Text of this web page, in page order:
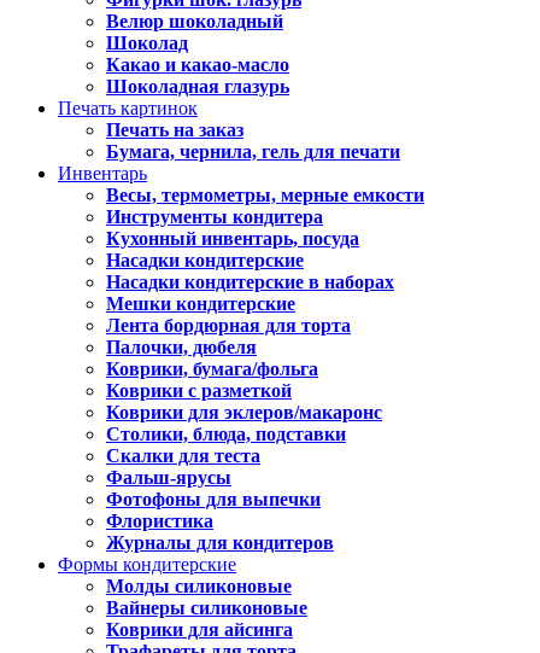
Велюр шоколадный
Шоколад
Какао и какао-масло
Шоколадная глазурь
Печать картинок
Печать на заказ
Бумага, чернила, гель для печати
Инвентарь
Весы, термометры, мерные емкости
Инструменты кондитера
Кухонный инвентарь, посуда
Насадки кондитерские
Насадки кондитерские в наборах
Мешки кондитерские
Лента бордюрная для торта
Палочки, дюбеля
Коврики, бумага/фольга
Коврики с разметкой
Коврики для эклеров/макаронс
Столики, блюда, подставки
Скалки для теста
Фальш-ярусы
Фотофоны для выпечки
Флористика
Журналы для кондитеров
Формы кондитерские
Молды силиконовые
Вайнеры силиконовые
Коврики для айсинга